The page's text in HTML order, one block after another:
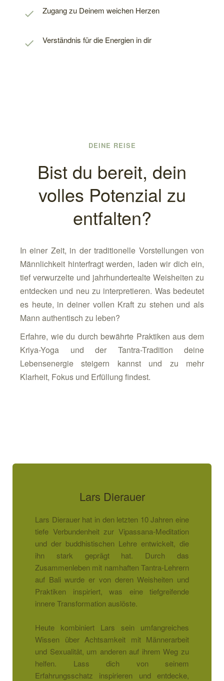
Zugang zu Deinem weichen Herzen
Verständnis für die Energien in dir
DEINE REISE
Bist du bereit, dein
volles Potenzial zu
entfalten?
In einer Zeit, in der traditionelle Vorstellungen von
Männlichkeit hinterfragt werden, laden wir dich ein,
tief verwurzelte und jahrhundertealte Weisheiten zu
entdecken und neu zu interpretieren. Was bedeutet
es heute, in deiner vollen Kraft zu stehen und als
Mann authentisch zu leben?
Erfahre, wie du durch bewährte Praktiken aus dem
Kriya-Yoga und der Tantra-Tradition deine
Lebensenergie steigern kannst und zu mehr
Klarheit, Fokus und Erfüllung findest.
Lars Dierauer
Lars Dierauer hat in den letzten 10 Jahren eine
tiefe Verbundenheit zur Vipassana-Meditation
und der buddhistischen Lehre entwickelt, die
ihn stark geprägt hat. Durch das
Zusammenleben mit namhaften Tantra-Lehrern
auf Bali wurde er von deren Weisheiten und
Praktiken inspiriert, was eine tiefgreifende
innere Transformation auslöste.
Heute kombiniert Lars sein umfangreiches
Wissen über Achtsamkeit mit Männerarbeit
und Sexualität, um anderen auf ihrem Weg zu
helfen. Lass dich von seinem
Erfahrungsschatz inspirieren und entdecke,